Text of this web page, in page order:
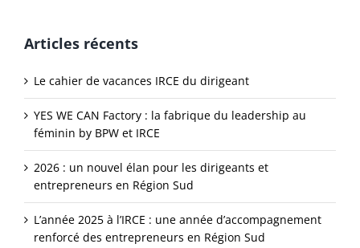
Articles récents
Le cahier de vacances IRCE du dirigeant
YES WE CAN Factory : la fabrique du leadership au
féminin by BPW et IRCE
2026 : un nouvel élan pour les dirigeants et
entrepreneurs en Région Sud
L’année 2025 à l’IRCE : une année d’accompagnement
renforcé des entrepreneurs en Région Sud